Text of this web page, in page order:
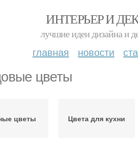
ИНТЕРЬЕР И
лучшие идеи дизайна и
главная новости
цветы
цветы Цвета для кухни